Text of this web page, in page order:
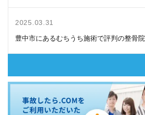
2025.03.31
豊中市にあるむちうち施術で評判の整骨院